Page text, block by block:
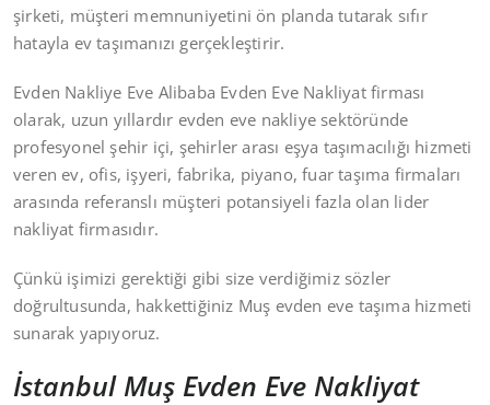
şirketi, müşteri memnuniyetini ön planda tutarak sıfır
hatayla ev taşımanızı gerçekleştirir.
Evden Nakliye Eve Alibaba Evden Eve Nakliyat firması
olarak, uzun yıllardır evden eve nakliye sektöründe
profesyonel şehir içi, şehirler arası eşya taşımacılığı hizmeti
veren ev, ofis, işyeri, fabrika, piyano, fuar taşıma firmaları
arasında referanslı müşteri potansiyeli fazla olan lider
nakliyat firmasıdır.
Çünkü işimizi gerektiği gibi size verdiğimiz sözler
doğrultusunda, hakkettiğiniz Muş evden eve taşıma hizmeti
sunarak yapıyoruz.
İstanbul Muş Evden Eve Nakliyat